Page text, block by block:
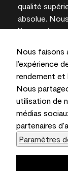
Nous faisons
l’expérience
rendement et
Nous
utilisation de
médias
partenaires
Paramètres
qualité
absolue.
l’innovation
l’expertise
Les couleurs
documents
en contenant.